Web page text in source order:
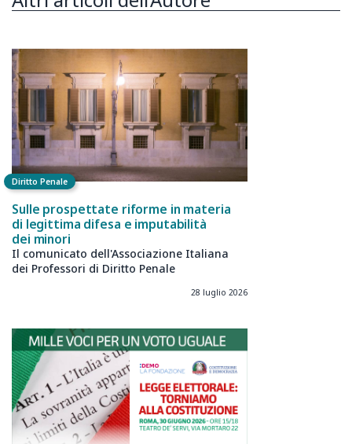
Diritto Penale
Sulle prospettate riforme in materia
di legittima difesa e imputabilità
dei minori
Il comunicato dell'Associazione Italiana
dei Professori di Diritto Penale
28 luglio 2026